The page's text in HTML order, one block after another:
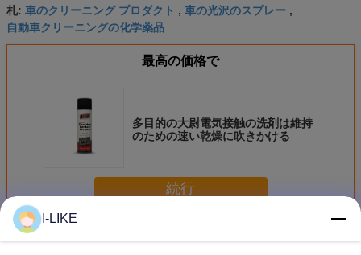
札: 車のクリーニング プロダクト , 車の光沢のスプレー ,
自動車クリーニングの化学薬品
最高の価格で
多目的の大尉電気接触の洗剤は維持
のための速い乾燥に吹きかける
続行
多く自動車クリーニング プロダクト
I-LIKE